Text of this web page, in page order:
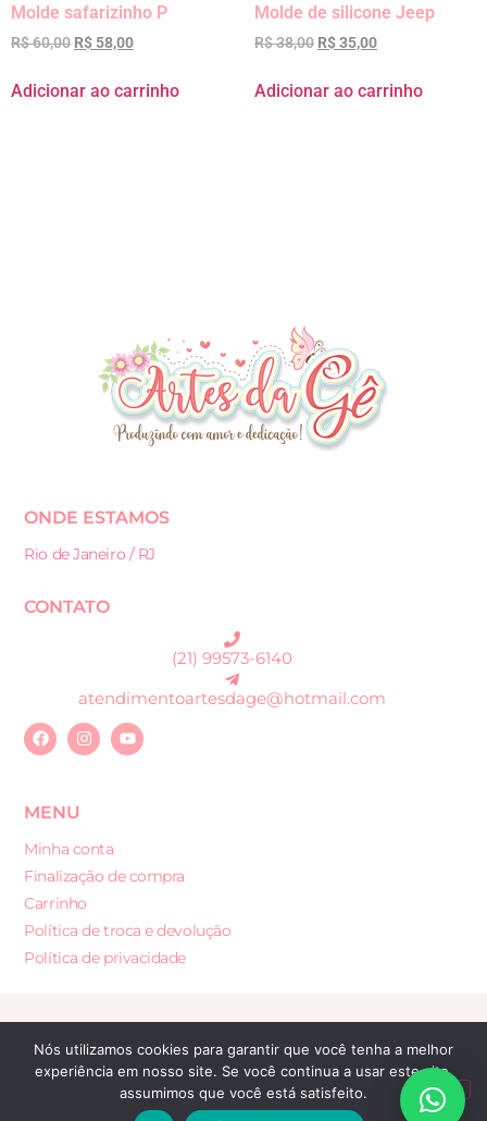
Molde safarizinho P
R$60,00 R$58,00
Adicionar ao carrinho
Molde de silicone Jeep
R$38,00 R$35,00
Adicionar ao carrinho
ONDE ESTAMOS
Rio de Janeiro / RJ
CONTATO
(21) 99573-6140
atendimentoartesdage@hotmail.com
MENU
Minha conta
Finalização de compra
Carrinho
Política de troca e devolução
Política de privacidade
Desenvolvido por: Sites e Lojas Virtuais
Nós utilizamos cookies para garantir que você tenha a melhor
experiência em nosso site. Se você continua a usar este site,
assumimos que você está satisfeito.